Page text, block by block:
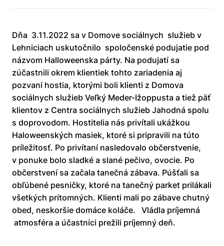
Dňa 3.11.2022 sa v Domove sociálnych služieb v
Lehniciach uskutočnilo spoločenské podujatie pod
názvom Halloweenska párty. Na podujatí sa
zúčastnili okrem klientiek tohto zariadenia aj
pozvaní hostia, ktorými boli klienti z Domova
sociálnych služieb Veľký Meder-Ižoppusta a tiež päť
klientov z Centra sociálnych služieb Jahodná spolu
s doprovodom. Hostitelia nás privítali ukážkou
Haloweenských masiek, ktoré si pripravili na túto
príležitosť. Po privítaní nasledovalo občerstvenie,
v ponuke bolo sladké a slané pečivo, ovocie. Po
občerstvení sa začala tanečná zábava. Púšťali sa
obľúbené pesničky, ktoré na tanečný parket prilákali
všetkých prítomných. Klienti mali po zábave chutný
obed, neskoršie domáce koláče. Vládla príjemná
atmosféra a účastníci prežili príjemný deň.